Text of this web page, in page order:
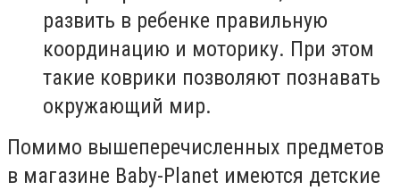
развить в ребенке правильную
координацию и моторику. При этом
такие коврики позволяют познавать
окружающий мир.
Помимо вышеперечисленных предметов
в магазине Baby-Planet имеются детские